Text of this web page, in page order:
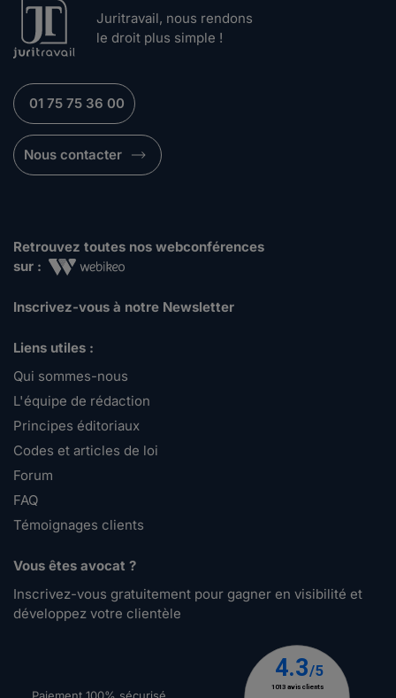
Juritravail, nous rendons
le droit plus simple !
01 75 75 36 00
Nous contacter
Retrouvez toutes nos webconférences
sur :
Inscrivez-vous à notre Newsletter
Liens utiles :
Qui sommes-nous
L'équipe de rédaction
Principes éditoriaux
Codes et articles de loi
Forum
FAQ
Témoignages clients
Vous êtes avocat ?
Inscrivez-vous gratuitement pour gagner en visibilité et
développez votre clientèle